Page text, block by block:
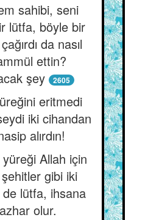
sahibi, seni
lütfa, böyle bir
da nasıl
ettin?
şey
2605
eritmedi
iki cihandan
alırdın!
yüreği Allah için
gibi iki
lütfa, ihsana
olur.